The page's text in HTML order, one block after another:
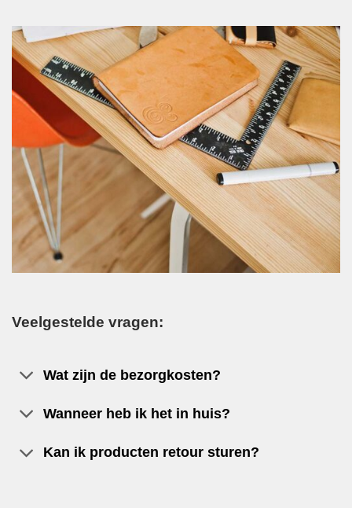
Veelgestelde vragen:
Wat zijn de bezorgkosten?
Wanneer heb ik het in huis?
Kan ik producten retour sturen?